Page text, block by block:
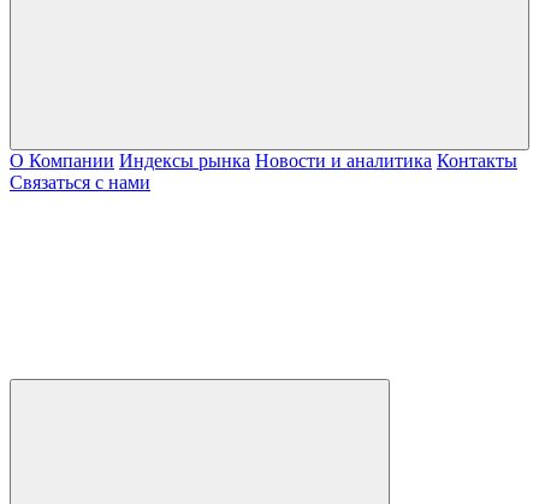
О Компании Индексы рынка Новости и аналитика Контакты
Связаться с нами